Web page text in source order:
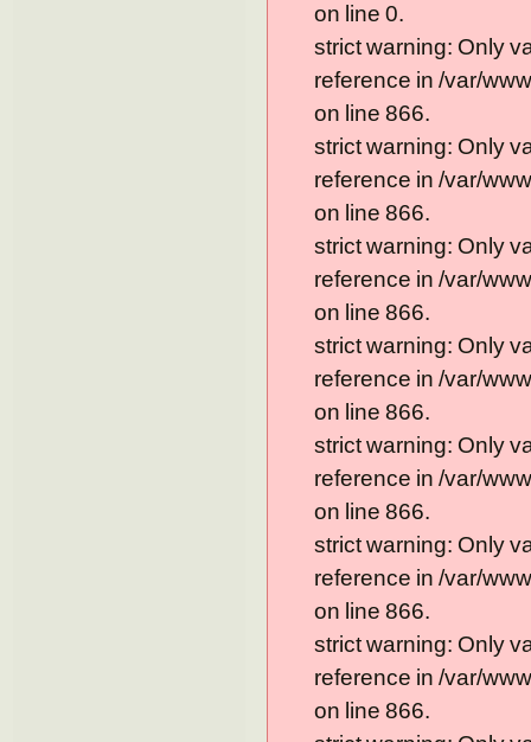
on line 0.
strict warning: Only
reference in /var/
on line 866.
strict warning: Only
reference in /var/
on line 866.
strict warning: Only
reference in /var/
on line 866.
strict warning: Only
reference in /var/
on line 866.
strict warning: Only
reference in /var/
on line 866.
strict warning: Only
reference in /var/
on line 866.
strict warning: Only
reference in /var/
on line 866.